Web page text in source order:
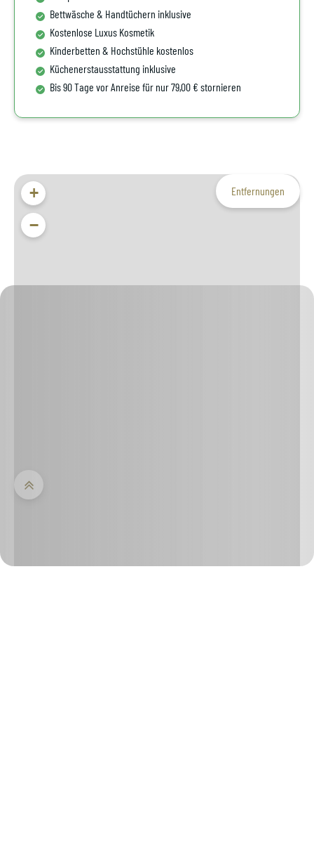
Bettwäsche & Handtüchern inklusive
Kostenlose Luxus Kosmetik
Kinderbetten & Hochstühle kostenlos
Küchenerstausstattung inklusive
Bis 90 Tage vor Anreise für nur 79,00 € stornieren
+
−
Entfernungen